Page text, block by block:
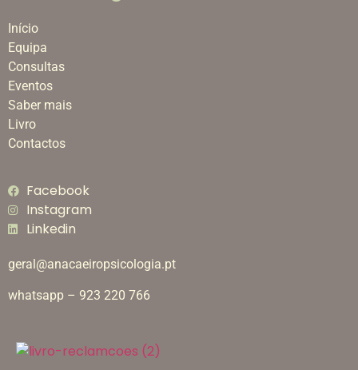
Início
Equipa
Consultas
Eventos
Saber mais
Livro
Contactos
Facebook
Instagram
Linkedin
geral@anacaeiropsicologia.pt
whatsapp – 923 220 766